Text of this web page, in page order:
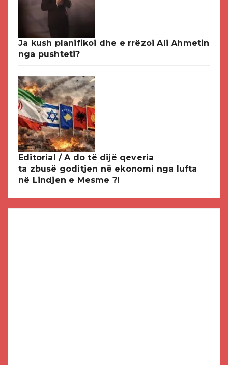
Ja kush planifikoi dhe e rrëzoi Ali Ahmetin
nga pushteti?
Editorial / A do të dijë qeveria
ta zbusë goditjen në ekonomi nga lufta
në Lindjen e Mesme ?!